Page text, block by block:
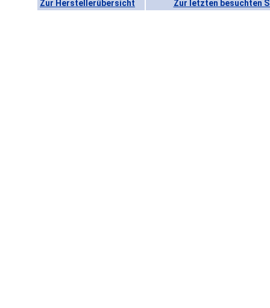
Zur Herstellerübersicht Zur letzten besuchten